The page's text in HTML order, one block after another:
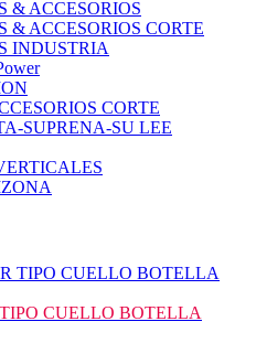
& ACCESORIOS
& ACCESORIOS CORTE
INDUSTRIA
CORTE
SUPRENA-SU LEE
CUELLO BOTELLA